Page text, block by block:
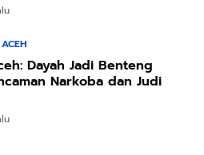
Dayah Jadi Benteng
Narkoba dan Judi